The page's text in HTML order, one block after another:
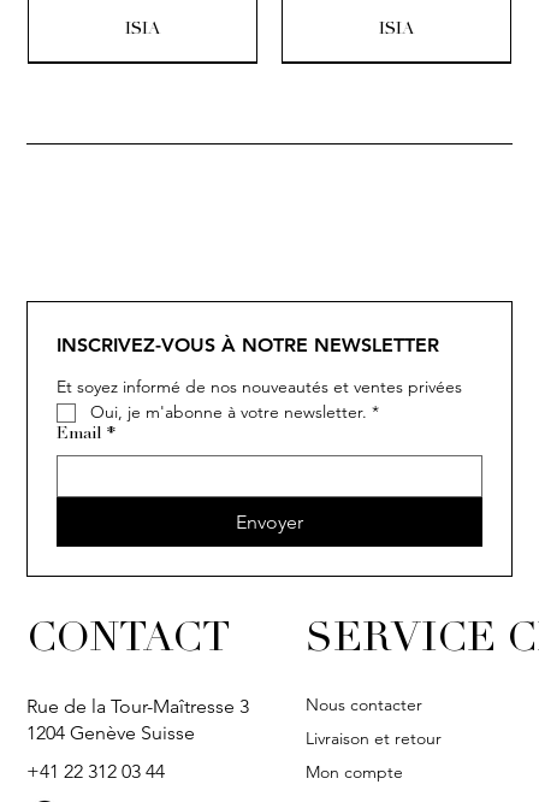
ISIA ISIA
INSCRIVEZ-VOUS À NOTRE NEWSLETTER
Et soyez informé de nos nouveautés et ventes privées
Oui, je m'abonne à votre newsletter. *
Email *
Envoyer
CONTACT
Rue de la Tour-Maîtresse 3
1204 Genève Suisse
+41 22 312 03 44
SERVICE
Nous contacter
Livraison et retour
Mon compte